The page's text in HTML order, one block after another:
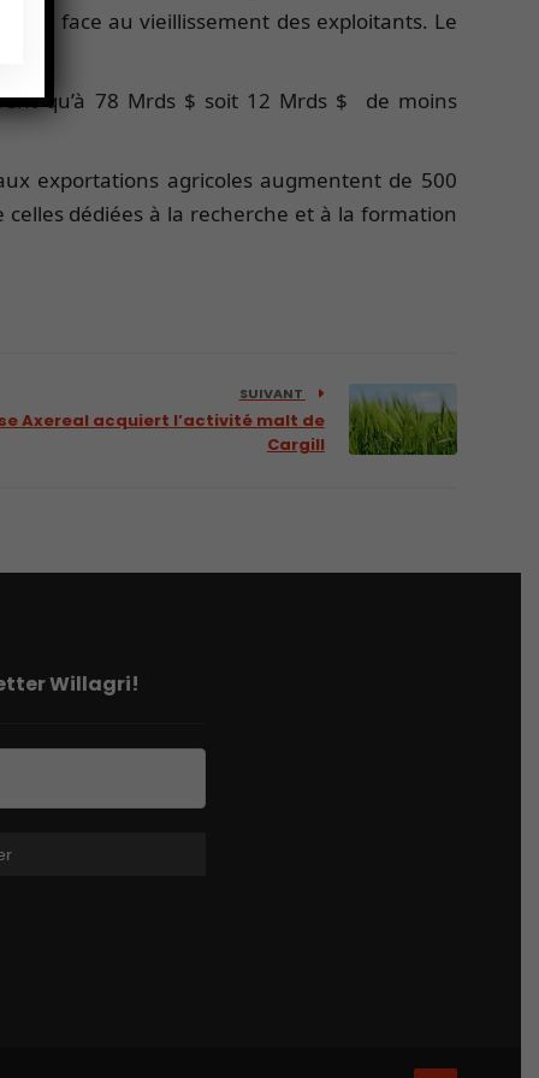
face au vieillissement des exploitants. Le
qu’à 78 Mrds $ soit 12 Mrds $ de moins
exportations agricoles augmentent de 500
dédiées à la recherche et à la formation
SUIVANT
Axereal acquiert l’activité malt de
Cargill
Willagri!